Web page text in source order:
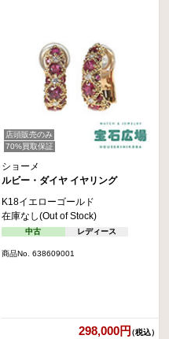
店頭販売のみ
70%買取保証
ショーメ
ルビー・ダイヤ イヤリング
K18イエローゴールド
在庫なし(Out of Stock)
中古 レディース
商品No. 638609001
298,000円（税込）